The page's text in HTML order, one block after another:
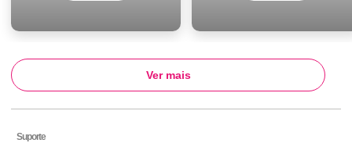
Ver mais
Suporte